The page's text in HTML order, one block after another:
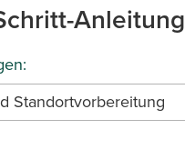
Anleitung
Standortvorbereitung